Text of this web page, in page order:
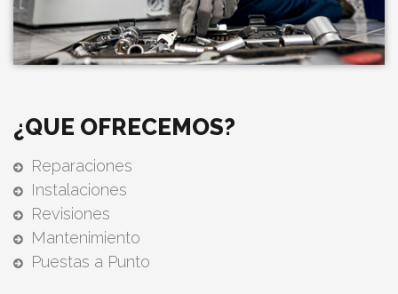
¿QUE OFRECEMOS?
Reparaciones
Instalaciones
Revisiones
Mantenimiento
Puestas a Punto